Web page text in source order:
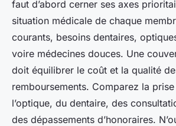
faut d’abord cerner ses axes
situation médicale de chaque
courants, besoins dentaires,
voire médecines douces. Une
doit équilibrer le coût et la qualité
remboursements. Comparez la
l’optique, du dentaire, des
des dépassements d’honoraires.